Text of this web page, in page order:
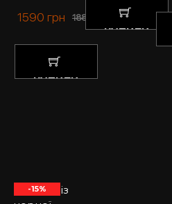
1880
1590 грн
КУПИТИ
КУПИТИ
-15%